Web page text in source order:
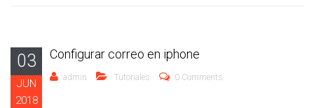
03
JUN
2018
Configurar correo en iphone
admin Tutoriales 0 Comments